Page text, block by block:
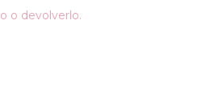
o devolverlo.